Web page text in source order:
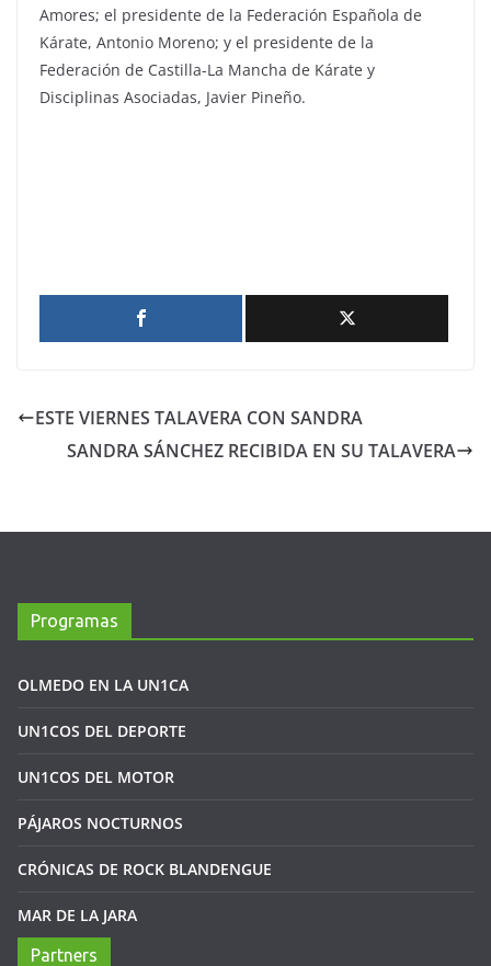
Amores; el presidente de la Federación Española de
Kárate, Antonio Moreno; y el presidente de la
Federación de Castilla-La Mancha de Kárate y
Disciplinas Asociadas, Javier Pineño.
ESTE VIERNES TALAVERA CON SANDRA
SANDRA SÁNCHEZ RECIBIDA EN SU TALAVERA
Programas
OLMEDO EN LA UN1CA
UN1COS DEL DEPORTE
UN1COS DEL MOTOR
PÁJAROS NOCTURNOS
CRÓNICAS DE ROCK BLANDENGUE
MAR DE LA JARA
Partners